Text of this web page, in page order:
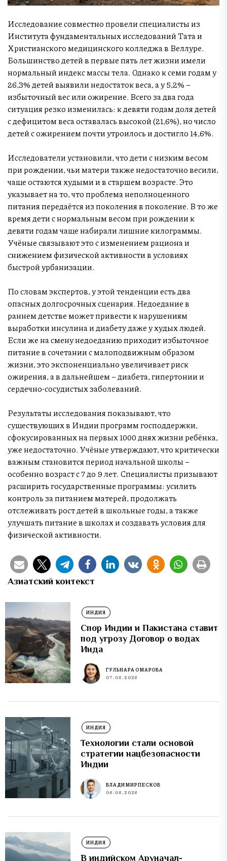
Исследование совместно провели специалисты из
Института фундаментальных исследований Тата и
Христианского медицинского колледжа в Веллуре.
Большинство детей в первые пять лет жизни имели
нормальный индекс массы тела. Однако к семи годам у
26,3% детей выявили недостаток веса, а у 5,2% –
избыточный вес или ожирение. Всего за два года
ситуация резко изменилась: к девяти годам доля детей
с дефицитом веса оставалась высокой (21,6%), но число
детей с ожирением почти утроилось и достигло 14,6%.
Исследователи установили, что дети с низким весом
при рождении, чьи матери также недостаточно весили,
чаще остаются худыми и в старшем возрасте. Это
указывает на то, что проблема неполноценного
питания передаётся из поколения в поколение. В то же
время дети с нормальным весом при рождении к
девяти годам чаще набирали лишние килограммы.
Учёные связывают это с изменением рациона и
снижением физической активности в условиях
быстрой урбанизации.
По словам экспертов, у этой тенденции есть два
опасных долгосрочных сценария. Недоедание в
раннем детстве может привести к нарушениям
выработки инсулина и диабету даже у худых людей.
Если же на смену недоеданию приходит избыточное
питание в сочетании с малоподвижным образом
жизни, это экспоненциально увеличивает риск
ожирения, а в дальнейшем – диабета, гипертонии и
сердечно-сосудистых заболеваний.
Результаты исследования показывают, что
существующих в Индии программ господдержки,
сфокусированных на первых 1000 днях жизни ребёнка,
уже недостаточно. Учёные утверждают, что критически
важным становится период начальной школы –
особенно возраст с 7 до 9 лет. Специалисты призывают
расширить государственные программы: усилить
контроль за питанием матерей, продолжать
отслеживать рост детей в школьные годы, а также
улучшать питание в школах и создавать условия для
физической активности.
Азиатский контекст
ИНДИЯ
Спор Индии и Пакистана ставит
под угрозу Договор о водах
Инда
ГУЛЬНАРА ОМАРОВА
07.08.2026
ИНДИЯ
Технологии стали основой
стратегии нацбезопасности
Индии
ВЛАДИМИР ПЕСКОВ
06.08.2026
ИНДИЯ
В индийском Аруначал-